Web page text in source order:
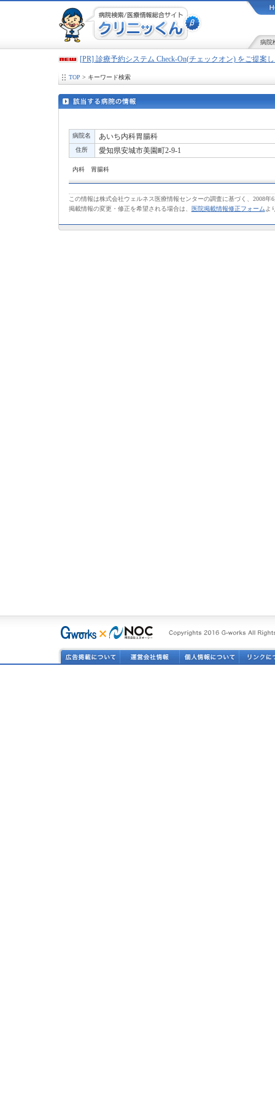
病院
[PR] 診療予約システム Check-On(チェックオン) をご提案
TOP > キーワード検索
病院名 あいち内科胃腸科
住所 愛知県安城市美園町2-9-1
内科 胃腸科
この情報は株式会社ウェルネス医療情報センターの調査に基づく、2008年
掲載情報の変更・修正を希望される場合は、
医院掲載情報修正フォーム よ